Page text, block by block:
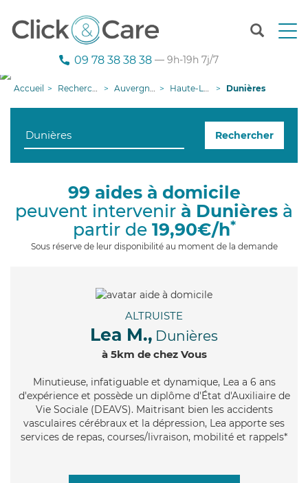
T
n
g
i
09 78 38 38 38 — 9h-19h 7j/7
Accueil Recherche aide à domicile Auvergne-Rhône-Alpes Haute-Loire Dunières
Rechercher
99 aides à domicile
peuvent intervenir à Dunières à
partir de 19,90€/h*
Sous réserve de leur disponibilité au moment de la demande
ALTRUISTE
Lea M., Dunières
à 5km de chez Vous
Minutieuse, infatiguable et dynamique, Lea a 6 ans
d'expérience et possède un diplôme d'État d'Auxiliaire de
Vie Sociale (DEAVS). Maitrisant bien les accidents
vasculaires cérébraux et la dépression, Lea apporte ses
services de repas, courses/livraison, mobilité et rappels*